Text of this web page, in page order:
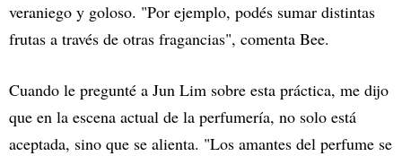
veraniego y goloso. "Por ejemplo, podés sumar distintas
frutas a través de otras fragancias", comenta Bee.
Cuando le pregunté a Jun Lim sobre esta práctica, me dijo
que en la escena actual de la perfumería, no solo está
aceptada, sino que se alienta. "Los amantes del perfume se